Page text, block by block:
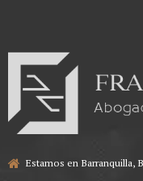
Estamos en Barranquilla,